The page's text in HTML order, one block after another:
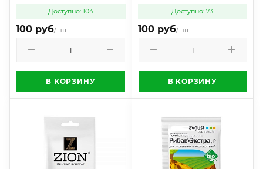
Доступно: 104
100 руб/ шт
В КОРЗИНУ
Доступно: 73
100 руб/ шт
В КОРЗИНУ